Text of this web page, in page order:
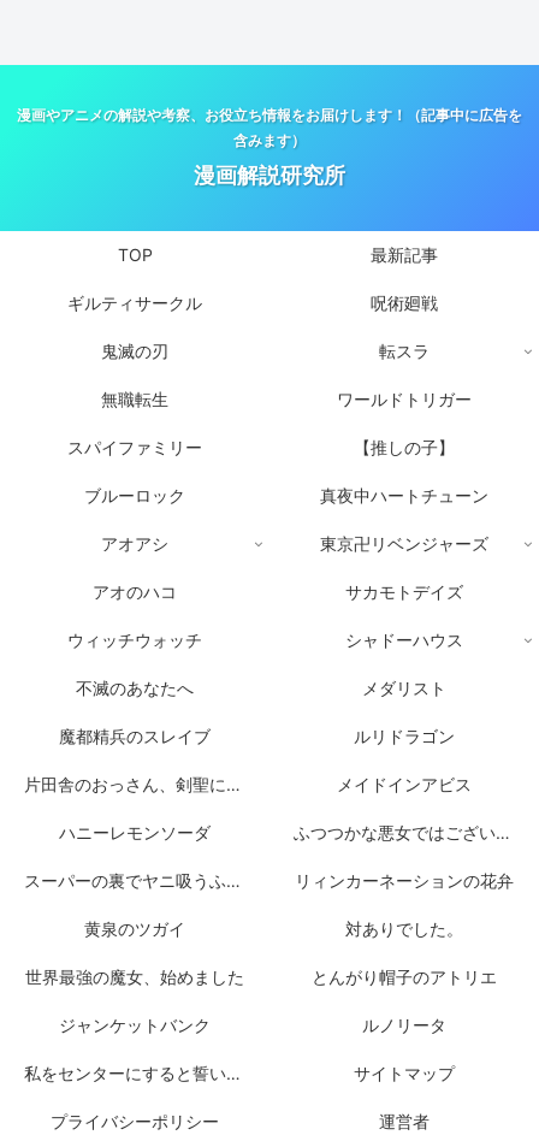
漫画やアニメの解説や考察、お役立ち情報をお届けします！（記事中に広告を
含みます）
漫画解説研究所
TOP 最新記事
ギルティサークル 呪術廻戦
鬼滅の刃 転スラ
無職転生 ワールドトリガー
スパイファミリー 【推しの子】
ブルーロック 真夜中ハートチューン
アオアシ 東京卍リベンジャーズ
アオのハコ サカモトデイズ
ウィッチウォッチ シャドーハウス
不滅のあなたへ メダリスト
魔都精兵のスレイブ ルリドラゴン
片田舎のおっさん、剣聖になる メイドインアビス
ハニーレモンソーダ ふつつかな悪女ではございますが
スーパーの裏でヤニ吸うふたり リィンカーネーションの花弁
黄泉のツガイ 対ありでした。
世界最強の魔女、始めました とんがり帽子のアトリエ
ジャンケットバンク ルノリータ
私をセンターにすると誓いますか？ サイトマップ
プライバシーポリシー 運営者